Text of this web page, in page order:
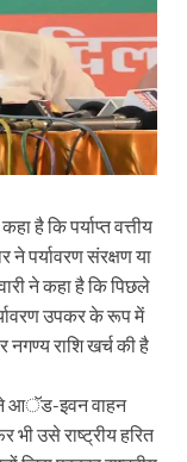
है कि पर्याप्त वत्तीय
पर्यावरण संरक्षण या
ने कहा है कि पिछले
उपकर के रूप में
राशि खर्च की है
ने आॅड-इवन वाहन
भी उसे राष्ट्रीय हरित